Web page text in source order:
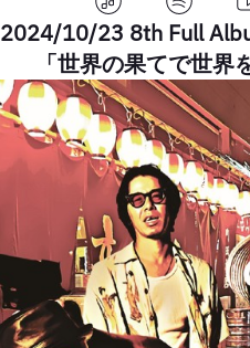
2024/10/23 8th Full
「世界の果てで世界